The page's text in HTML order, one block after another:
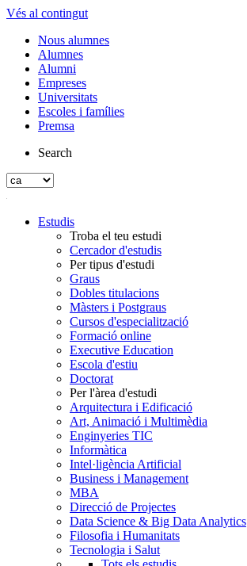
Vés al contingut
Nous alumnes
Alumnes
Alumni
Empreses
Universitats
Escoles i famílies
Premsa
Search
Estudis
Troba el teu estudi
Cercador d'estudis
Per tipus d'estudi
Graus
Dobles titulacions
Màsters i Postgraus
Cursos d'especialització
Formació online
Executive Education
Escola d'estiu
Doctorat
Per l'àrea d'estudi
Arquitectura i Edificació
Art, Animació i Multimèdia
Enginyeries TIC
Informàtica
Intel·ligència Artificial
Business i Management
MBA
Direcció de Projectes
Data Science & Big Data Analytics
Filosofia i Humanitats
Tecnologia i Salut